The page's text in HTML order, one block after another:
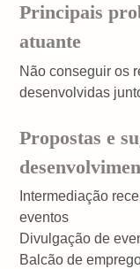
Principais
atuante
Não conseguir os
desenvolvidas
Propostas e
Intermediação
eventos
Divulgação de
Balcão de